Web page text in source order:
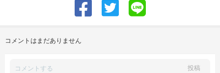
コメントはまだありません
投稿